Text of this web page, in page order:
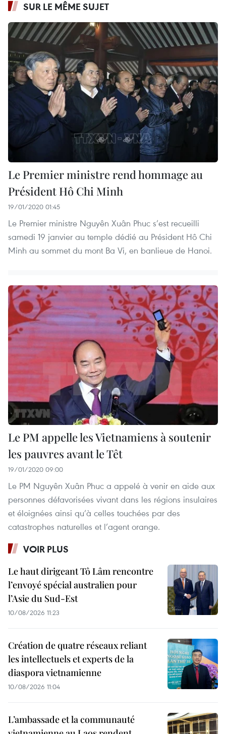
SUR LE MÊME SUJET
Le Premier ministre rend hommage au
Président Hô Chi Minh
19/01/2020 01:45
Le Premier ministre Nguyên Xuân Phuc s’est recueilli
samedi 19 janvier au temple dédié au Président Hô Chi
Minh au sommet du mont Ba Vi, en banlieue de Hanoi.
Le PM appelle les Vietnamiens à soutenir
les pauvres avant le Têt
19/01/2020 09:00
Le PM Nguyên Xuân Phuc a appelé à venir en aide aux
personnes défavorisées vivant dans les régions insulaires
et éloignées ainsi qu’à celles touchées par des
catastrophes naturelles et l’agent orange.
VOIR PLUS
Le haut dirigeant Tô Lâm rencontre
l’envoyé spécial australien pour
l’Asie du Sud-Est
10/08/2026 11:23
Création de quatre réseaux reliant
les intellectuels et experts de la
diaspora vietnamienne
10/08/2026 11:04
L’ambassade et la communauté